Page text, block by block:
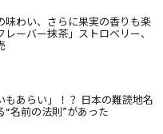
味わい、さらに果実の香りも楽
レーバー抹茶」ストロベリー、
もあらい」！？ 日本の難読地名
“名前の法則”があった